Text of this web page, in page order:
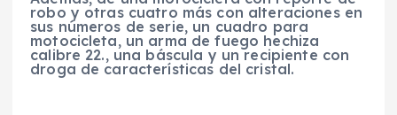
robo y otras cuatro más con alteraciones en
sus números de serie, un cuadro para
motocicleta, un arma de fuego hechiza
calibre 22., una báscula y un recipiente con
droga de características del cristal.